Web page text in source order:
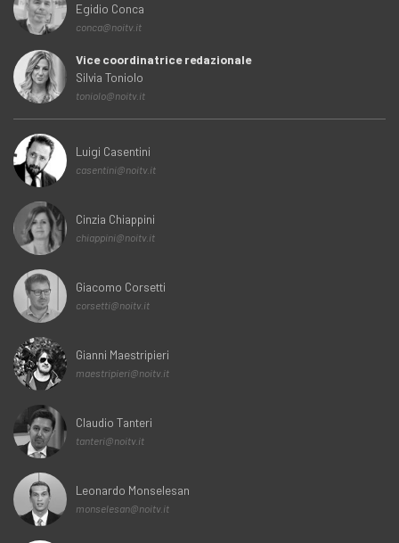
Egidio Conca
conca@noitv.it
Vice coordinatrice redazionale
Silvia Toniolo
toniolo@noitv.it
Luigi Casentini
casentini@noitv.it
Cinzia Chiappini
chiappini@noitv.it
Giacomo Corsetti
corsetti@noitv.it
Gianni Maestripieri
maestripieri@noitv.it
Claudio Tanteri
tanteri@noitv.it
Leonardo Monselesan
monselesan@noitv.it